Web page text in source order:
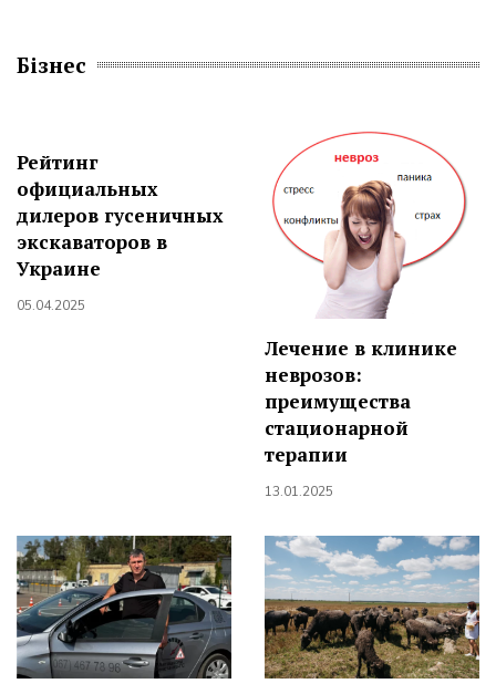
Бізнес
Рейтинг
официальных
дилеров гусеничных
экскаваторов в
Украине
05.04.2025
Лечение в клинике
неврозов:
преимущества
стационарной
терапии
13.01.2025